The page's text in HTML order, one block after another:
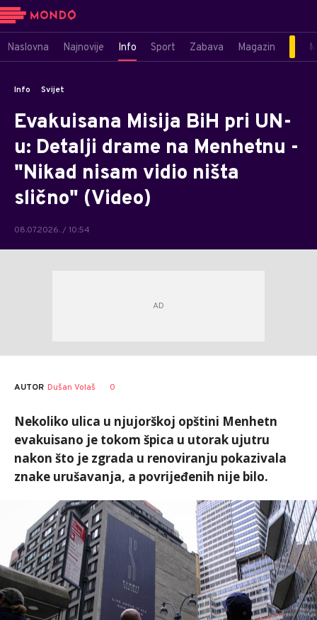
Naslovna Najnovije Info Sport Zabava Magazin
Info Svijet
Evakuisana Misija BiH pri UN-
u: Detalji drame na Menhetnu -
"Nikad nisam vidio ništa
slično" (Video)
08.07.2026. / 10:54
AUTOR Dušan Volaš 0
Nekoliko ulica u njujorškoj opštini Menhetn
evakuisano je tokom špica u utorak ujutru
nakon što je zgrada u renoviranju pokazivala
znake urušavanja, a povrijeđenih nije bilo.